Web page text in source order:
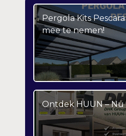
Pergola Kits
mee te nemen!
Ontdek HUUN – Nu